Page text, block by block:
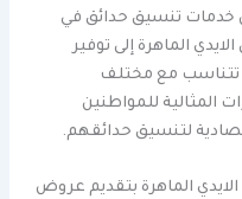
خدمات تنسيق حدائق في
الماهرة إلى توفير
تتناسب مع مختلف
المثالية للمواطنين
لتنسيق حدائقهم.
الماهرة بتقديم عروض